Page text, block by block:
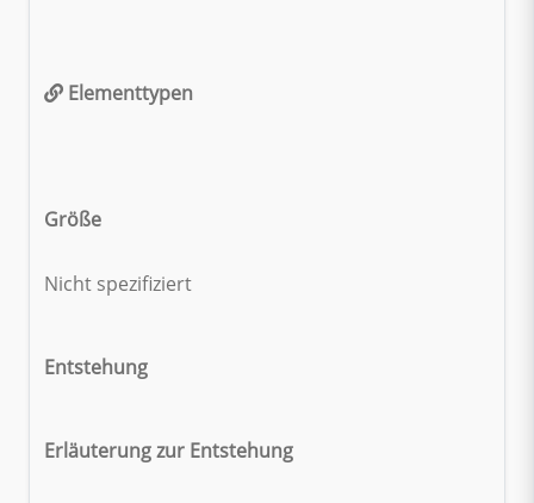
Elementtypen
Größe
Nicht spezifiziert
Entstehung
Erläuterung zur Entstehung